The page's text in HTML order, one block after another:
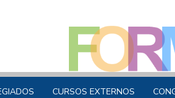
CURSOS EXTERNOS